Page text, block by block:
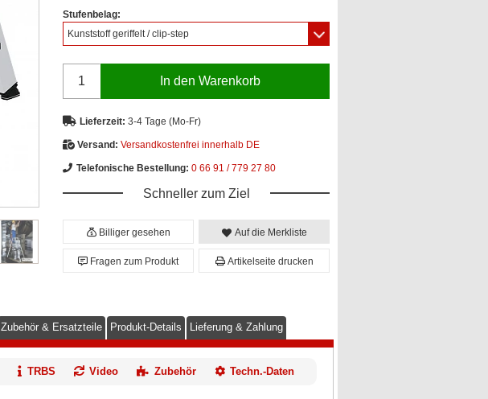
Stufenbelag:
Kunststoff geriffelt / clip-step
In den Warenkorb
Lieferzeit: 3-4 Tage (Mo-Fr)
Versand: Versandkostenfrei innerhalb DE
Telefonische Bestellung: 0 66 91 / 779 27 80
Schneller zum Ziel
Billiger gesehen Auf die Merkliste
Fragen zum Produkt Artikelseite drucken
Zubehör & Ersatzteile Produkt-Details Lieferung & Zahlung
TRBS Video Zubehör Techn.-Daten